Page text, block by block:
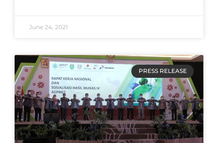
June 24, 2021
PRESS RELEASE